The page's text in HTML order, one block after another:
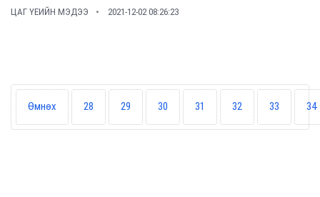
ЦАГ ҮЕИЙН МЭДЭЭ 2021-12-02 08:26:23
Өмнөх 28 29 30 31 32 33 34